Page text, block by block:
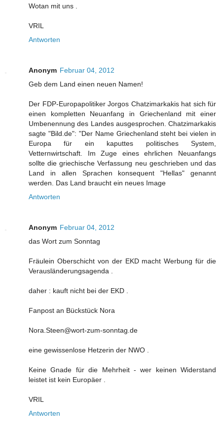
Wotan mit uns .
VRIL
Antworten
Anonym Februar 04, 2012
Geb dem Land einen neuen Namen!
Der FDP-Europapolitiker Jorgos Chatzimarkakis hat sich für
einen kompletten Neuanfang in Griechenland mit einer
Umbenennung des Landes ausgesprochen. Chatzimarkakis
sagte "Bild.de": "Der Name Griechenland steht bei vielen in
Europa für ein kaputtes politisches System,
Vetternwirtschaft. Im Zuge eines ehrlichen Neuanfangs
sollte die griechische Verfassung neu geschrieben und das
Land in allen Sprachen konsequent "Hellas" genannt
werden. Das Land braucht ein neues Image
Antworten
Anonym Februar 04, 2012
das Wort zum Sonntag
Fräulein Oberschicht von der EKD macht Werbung für die
Verausländerungsagenda .
daher : kauft nicht bei der EKD .
Fanpost an Bückstück Nora
Nora.Steen@wort-zum-sonntag.de
eine gewissenlose Hetzerin der NWO .
Keine Gnade für die Mehrheit - wer keinen Widerstand
leistet ist kein Europäer .
VRIL
Antworten